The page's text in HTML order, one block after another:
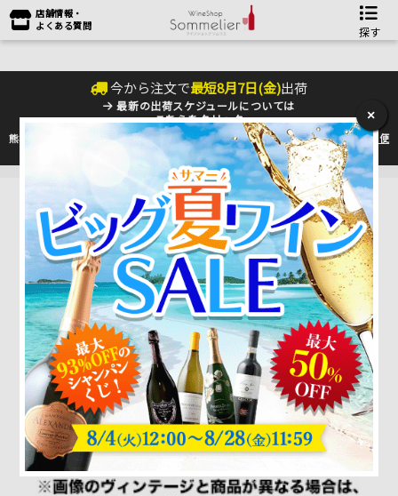
店舗情報・
よくある質問
探す
今から注文で最短8月7日(金)出荷
最新の出荷スケジュールについては
こちらをクリック
熊本地震の影響により九州への配送に遅れが生じております。最新情報は佐川急便
のHP
をご確認下さい。
×